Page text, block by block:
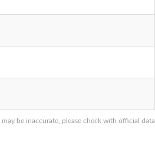
be inaccurate, please check with official data